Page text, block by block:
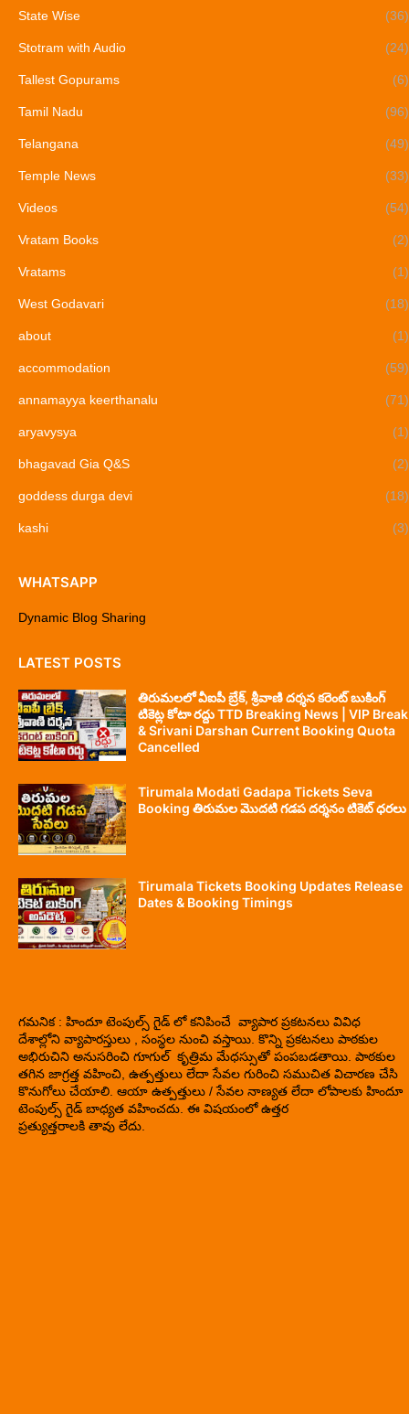
State Wise (36)
Stotram with Audio (24)
Tallest Gopurams (6)
Tamil Nadu (96)
Telangana (49)
Temple News (33)
Videos (54)
Vratam Books (2)
Vratams (1)
West Godavari (18)
about (1)
accommodation (59)
annamayya keerthanalu (71)
aryavysya (1)
bhagavad Gia Q&S (2)
goddess durga devi (18)
kashi (3)
WHATSAPP
Dynamic Blog Sharing
LATEST POSTS
తిరుమలలో వీఐపీ బ్రేక్, శ్రీవాణి దర్శన కరెంట్ బుకింగ్
టికెట్ల కోటా రద్దు TTD Breaking News | VIP Break
& Srivani Darshan Current Booking Quota
Cancelled
Tirumala Modati Gadapa Tickets Seva
Booking తిరుమల మొదటి గడప దర్శనం టికెట్ ధరలు
Tirumala Tickets Booking Updates Release
Dates & Booking Timings
గమనిక : హిందూ టెంపుల్స్ గైడ్ లో కనిపించే వ్యాపార ప్రకటనలు వివిధ
దేశాల్లోని వ్యాపారస్తులు , సంస్థల నుంచి వస్తాయి. కొన్ని ప్రకటనలు పాఠకుల
అభిరుచిని అనుసరించి గూగుల్ కృత్రిమ మేధస్సుతో పంపబడతాయి. పాఠకుల
తగిన జాగ్రత్త వహించి, ఉత్పత్తులు లేదా సేవల గురించి సముచిత విచారణ చేసి
కొనుగోలు చేయాలి. ఆయా ఉత్పత్తులు / సేవల నాణ్యత లేదా లోపాలకు హిందూ
టెంపుల్స్ గైడ్ బాధ్యత వహించదు. ఈ విషయంలో ఉత్తర
ప్రత్యుత్తరాలకి తావు లేదు.